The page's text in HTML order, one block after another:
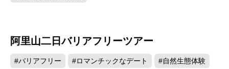
阿里山二日バリアフリーツアー
#バリアフリー #ロマンチックなデート #自然生態体験